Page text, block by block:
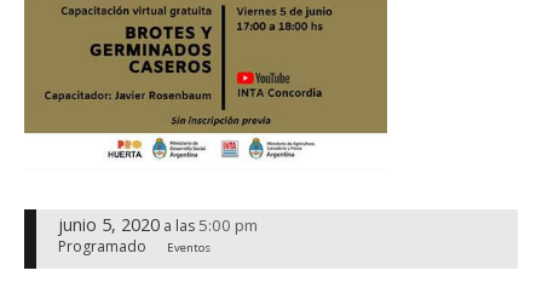
junio 5, 2020 a las 5:00 pm
Programado Eventos